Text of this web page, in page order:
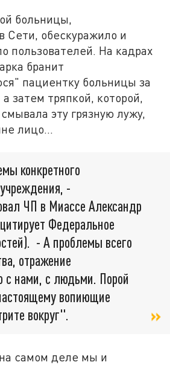
больницы,
Сети, обескуражило и
пользователей. На кадрах
бранит
пациентку больницы за
затем тряпкой, которой,
эту грязную лужу,
лицо...
конкретного
-
ЧП в Миассе Александр
Федеральное
- А проблемы всего
отражение
с нами, с людьми. Порой
вопиющие
вокруг".
самом деле мы и